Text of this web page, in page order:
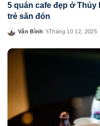
5 quán cafe đẹp ở
trẻ săn đón
Posted
Vân Bình Tháng 10 12, 2025